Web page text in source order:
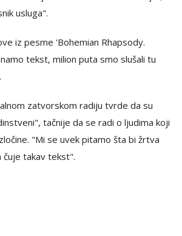
usluga".
iz pesme 'Bohemian Rhapsody.
tekst, milion puta smo slušali tu
zatvorskom radiju tvrde da su
tačnije da se radi o ljudima koji
"Mi se uvek pitamo šta bi žrtva
čuje takav tekst".